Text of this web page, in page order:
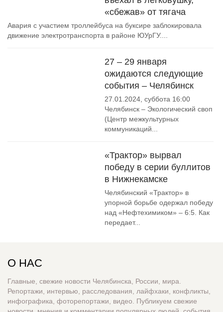
«сбежав» от тягача
Авария с участием троллейбуса на буксире заблокировала
движение электротранспорта в районе ЮУрГУ....
27 – 29 января
ожидаются следующие
события – Челябинск
27.01.2024, суббота 16:00
Челябинск – Экологический своп
(Центр межкультурных
коммуникаций...
«Трактор» вырвал
победу в серии буллитов
в Нижнекамске
Челябинский «Трактор» в
упорной борьбе одержал победу
над «Нефтехимиком» – 6:5. Как
передает...
О НАС
Главные, свежие новости Челябинска, России, мира.
Репортажи, интервью, расследования, лайфхаки, конфликты,
инфографика, фоторепортажи, видео. Публикуем свежие